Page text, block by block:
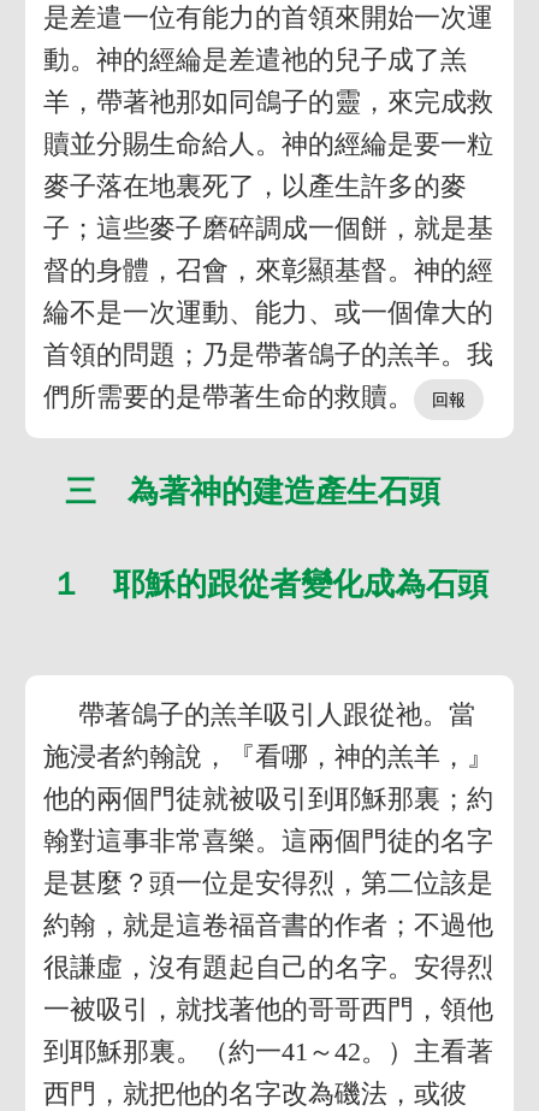
是差遣一位有能力的首領來開始一次運
動。神的經綸是差遣祂的兒子成了羔
羊，帶著祂那如同鴿子的靈，來完成救
贖並分賜生命給人。神的經綸是要一粒
麥子落在地裏死了，以產生許多的麥
子；這些麥子磨碎調成一個餅，就是基
督的身體，召會，來彰顯基督。神的經
綸不是一次運動、能力、或一個偉大的
首領的問題；乃是帶著鴿子的羔羊。我
們所需要的是帶著生命的救贖。
三 為著神的建造產生石頭
１ 耶穌的跟從者變化成為石頭
帶著鴿子的羔羊吸引人跟從祂。當
施浸者約翰說，『看哪，神的羔羊，』
他的兩個門徒就被吸引到耶穌那裏；約
翰對這事非常喜樂。這兩個門徒的名字
是甚麼？頭一位是安得烈，第二位該是
約翰，就是這卷福音書的作者；不過他
很謙虛，沒有題起自己的名字。安得烈
一被吸引，就找著他的哥哥西門，領他
到耶穌那裏。（約一41～42。）主看著
西門，就把他的名字改為磯法，或彼